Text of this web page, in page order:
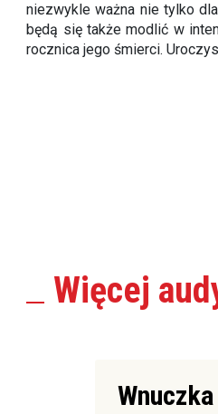
niezwykle ważna nie tylko
będą się także modlić w
rocznica jego śmierci.
Więcej